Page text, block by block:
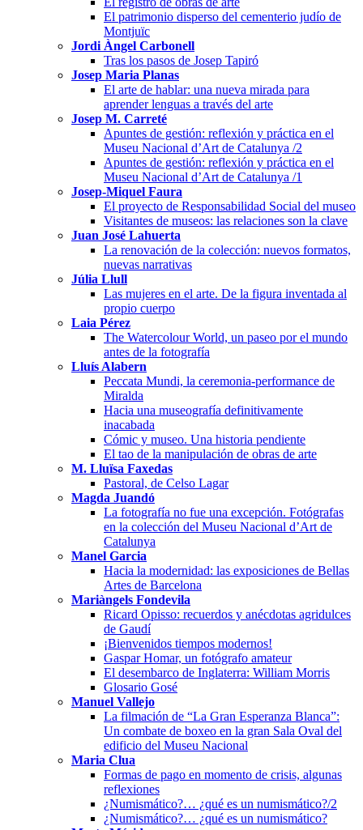
El patrimonio disperso del cementerio judío de
Montjuïc
Jordi Àngel Carbonell
Tras los pasos de Josep Tapiró
Josep Maria Planas
El arte de hablar: una nueva mirada para
aprender lenguas a través del arte
Josep M. Carreté
Apuntes de gestión: reflexión y práctica en el
Museu Nacional d’Art de Catalunya /2
Apuntes de gestión: reflexión y práctica en el
Museu Nacional d’Art de Catalunya /1
Josep-Miquel Faura
El proyecto de Responsabilidad Social del museo
Visitantes de museos: las relaciones son la clave
Juan José Lahuerta
La renovación de la colección: nuevos formatos,
nuevas narrativas
Júlia Llull
Las mujeres en el arte. De la figura inventada al
propio cuerpo
Laia Pérez
The Watercolour World, un paseo por el mundo
antes de la fotografía
Lluís Alabern
Peccata Mundi, la ceremonia-performance de
Miralda
Hacia una museografía definitivamente
inacabada
Cómic y museo. Una historia pendiente
El tao de la manipulación de obras de arte
M. Lluïsa Faxedas
Pastoral, de Celso Lagar
Magda Juandó
La fotografía no fue una excepción. Fotógrafas
en la colección del Museu Nacional d’Art de
Catalunya
Manel Garcia
Hacia la modernidad: las exposiciones de Bellas
Artes de Barcelona
Mariàngels Fondevila
Ricard Opisso: recuerdos y anécdotas agridulces
de Gaudí
¡Bienvenidos tiempos modernos!
Gaspar Homar, un fotógrafo amateur
El desembarco de Inglaterra: William Morris
Glosario Gosé
Manuel Vallejo
La filmación de “La Gran Esperanza Blanca”:
Un combate de boxeo en la gran Sala Oval del
edificio del Museu Nacional
Maria Clua
Formas de pago en momento de crisis, algunas
reflexiones
¿Numismático?… ¿qué es un numismático?/2
¿Numismático?… ¿qué es un numismático?